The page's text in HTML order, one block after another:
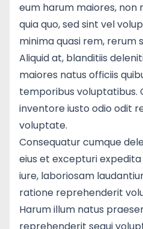
eum harum maiores,
quia quo, sed sint vel
minima quasi rem, rerum
Aliquid at, blanditiis
maiores natus officiis
temporibus voluptatibus.
inventore iusto odio odit
voluptate.
Consequatur cumque
eius et excepturi
iure, laboriosam
ratione reprehenderit
Harum illum natus